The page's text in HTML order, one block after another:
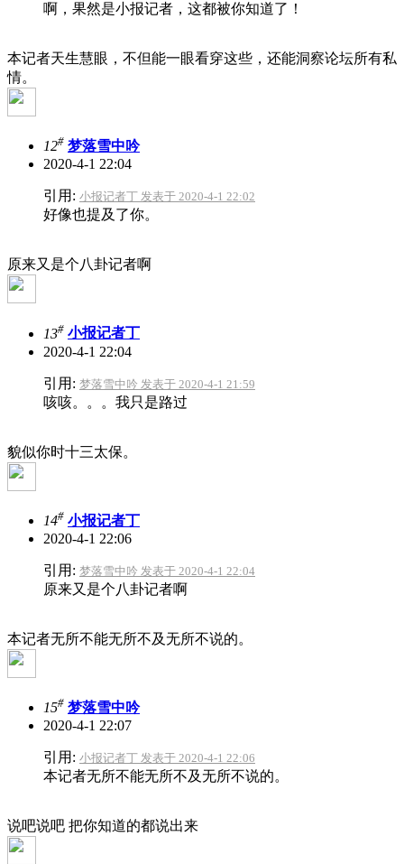
啊，果然是小报记者，这都被你知道了！
本记者天生慧眼，不但能一眼看穿这些，还能洞察论坛所有私
情。
12# 梦落雪中吟
2020-4-1 22:04
引用: 小报记者丁 发表于 2020-4-1 22:02
好像也提及了你。
原来又是个八卦记者啊
13# 小报记者丁
2020-4-1 22:04
引用: 梦落雪中吟 发表于 2020-4-1 21:59
咳咳。。。我只是路过
貌似你时十三太保。
14# 小报记者丁
2020-4-1 22:06
引用: 梦落雪中吟 发表于 2020-4-1 22:04
原来又是个八卦记者啊
本记者无所不能无所不及无所不说的。
15# 梦落雪中吟
2020-4-1 22:07
引用: 小报记者丁 发表于 2020-4-1 22:06
本记者无所不能无所不及无所不说的。
说吧说吧 把你知道的都说出来